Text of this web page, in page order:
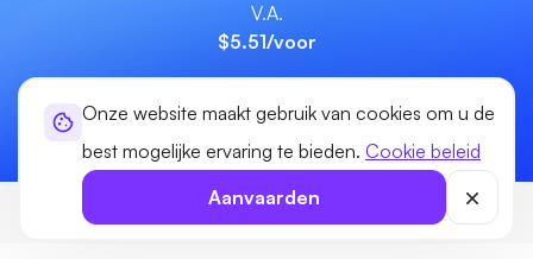
Onze website maakt gebruik van cookies om u de
best mogelijke ervaring te bieden. Cookie beleid
Aanvaarden
V.A.
$5.51/voor
Begin nu
Ultahost